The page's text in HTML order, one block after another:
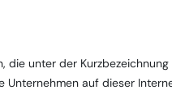
unter der Kurzbezeichnung
Unternehmen auf dieser